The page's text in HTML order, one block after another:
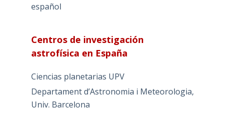
español
Centros de investigación
astrofísica en España
Ciencias planetarias UPV
Departament d’Astronomia i Meteorologia,
Univ. Barcelona